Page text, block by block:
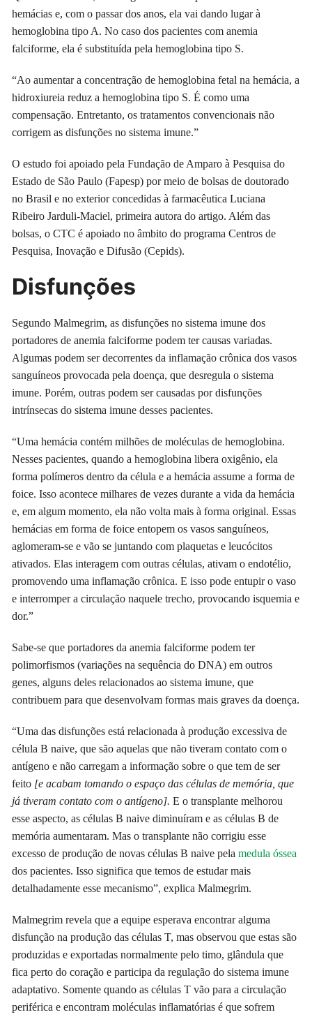
hemácias e, com o passar dos anos, ela vai dando lugar à
hemoglobina tipo A. No caso dos pacientes com anemia
falciforme, ela é substituída pela hemoglobina tipo S.
“Ao aumentar a concentração de hemoglobina fetal na hemácia, a
hidroxiureia reduz a hemoglobina tipo S. É como uma
compensação. Entretanto, os tratamentos convencionais não
corrigem as disfunções no sistema imune.”
O estudo foi apoiado pela Fundação de Amparo à Pesquisa do
Estado de São Paulo (Fapesp) por meio de bolsas de doutorado
no Brasil e no exterior concedidas à farmacêutica Luciana
Ribeiro Jarduli-Maciel, primeira autora do artigo. Além das
bolsas, o CTC é apoiado no âmbito do programa Centros de
Pesquisa, Inovação e Difusão (Cepids).
Disfunções
Segundo Malmegrim, as disfunções no sistema imune dos
portadores de anemia falciforme podem ter causas variadas.
Algumas podem ser decorrentes da inflamação crônica dos vasos
sanguíneos provocada pela doença, que desregula o sistema
imune. Porém, outras podem ser causadas por disfunções
intrínsecas do sistema imune desses pacientes.
“Uma hemácia contém milhões de moléculas de hemoglobina.
Nesses pacientes, quando a hemoglobina libera oxigênio, ela
forma polímeros dentro da célula e a hemácia assume a forma de
foice. Isso acontece milhares de vezes durante a vida da hemácia
e, em algum momento, ela não volta mais à forma original. Essas
hemácias em forma de foice entopem os vasos sanguíneos,
aglomeram-se e vão se juntando com plaquetas e leucócitos
ativados. Elas interagem com outras células, ativam o endotélio,
promovendo uma inflamação crônica. E isso pode entupir o vaso
e interromper a circulação naquele trecho, provocando isquemia e
dor.”
Sabe-se que portadores da anemia falciforme podem ter
polimorfismos (variações na sequência do DNA) em outros
genes, alguns deles relacionados ao sistema imune, que
contribuem para que desenvolvam formas mais graves da doença.
“Uma das disfunções está relacionada à produção excessiva de
célula B naive, que são aquelas que não tiveram contato com o
antígeno e não carregam a informação sobre o que tem de ser
feito [e acabam tomando o espaço das células de memória, que
já tiveram contato com o antígeno]. E o transplante melhorou
esse aspecto, as células B naive diminuíram e as células B de
memória aumentaram. Mas o transplante não corrigiu esse
excesso de produção de novas células B naive pelamedula óssea
dos pacientes. Isso significa que temos de estudar mais
detalhadamente esse mecanismo”, explica Malmegrim.
Malmegrim revela que a equipe esperava encontrar alguma
disfunção na produção das células T, mas observou que estas são
produzidas e exportadas normalmente pelo timo, glândula que
fica perto do coração e participa da regulação do sistema imune
adaptativo. Somente quando as células T vão para a circulação
periférica e encontram moléculas inflamatórias é que sofrem